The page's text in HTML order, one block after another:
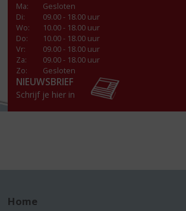
Ma:
Gesloten
Di:
09.00 - 18.00 uur
Wo:
10.00 - 18.00 uur
Do:
10.00 - 18.00 uur
Vr:
09.00 - 18.00 uur
Za:
09.00 - 18.00 uur
Zo:
Gesloten
NIEUWSBRIEF
Schrijf je hier in
Home